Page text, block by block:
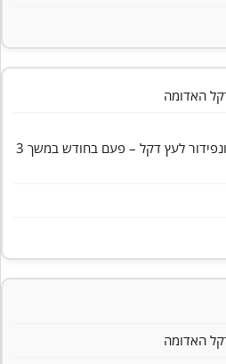
האדומה
10 סמ"ק קונפידור לעץ דקל – פעם בחודש במשך 3
האדומה